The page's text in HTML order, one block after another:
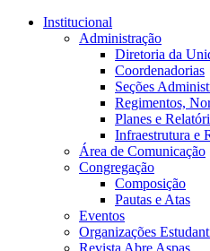
Conteúdo principal
Institucional
Administração
Diretoria da
Coordenadorias
Seções
Regimentos,
Planes e
Infraestrutura e
Área de Comunicação
Congregação
Composição
Pautas e Atas
Eventos
Organizações
Revista Abre Aspas